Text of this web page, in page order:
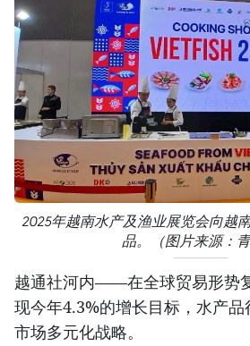
2025年越南水产及渔业展览会向越
品。（图片来源：青
越通社河内——在全球贸易形势
现今年4.3%的增长目标，水产品
市场多元化战略。